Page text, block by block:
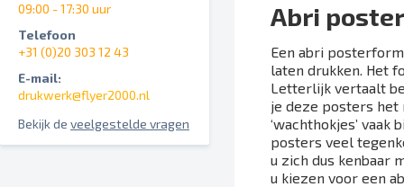
09:00 - 17:30 uur
Telefoon
+31 (0)20 303 12 43
E-mail:
drukwerk@flyer2000.nl
Bekijk de veelgestelde vragen
Abri
Een abri
laten drukken. Het
Letterlijk vertaalt
je deze posters het
‘wachthokjes’
posters veel
u zich dus kenbaar
u kiezen voor een